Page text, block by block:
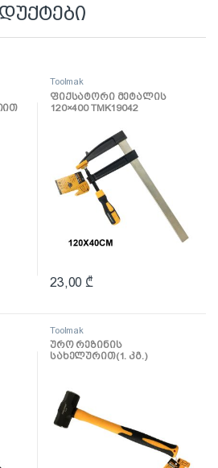
Toolmak
ფიქსატორი მეტალის
120×400 TMK19042
23,00 ₾
Toolmak
ურო რეზინის
სახელურით(1. კგ.)